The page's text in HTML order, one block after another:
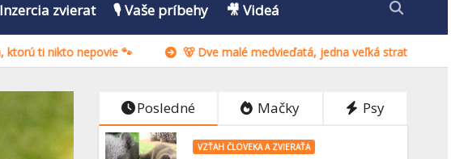
zvierat 🎙️ Vaše príbehy 🎥 Videá
Jedna alebo dve mačky? Pravda, ktorú ti nikto nepovie 🐾 🐻 Dve malé
Posledné Mačky Psy
VZŤAH ČLOVEKA A ZVIERAŤA